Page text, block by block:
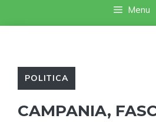
Menu
POLITICA
CAMPANIA,